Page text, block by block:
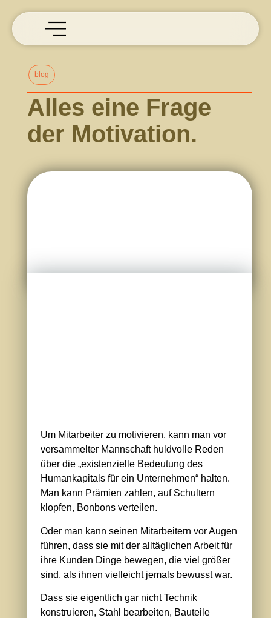
blog
Alles eine Frage
der Motivation.
Um Mitarbeiter zu motivieren, kann man vor
versammelter Mannschaft huldvolle Reden
über die „existenzielle Bedeutung des
Humankapitals für ein Unternehmen“ halten.
Man kann Prämien zahlen, auf Schultern
klopfen, Bonbons verteilen.
Oder man kann seinen Mitarbeitern vor Augen
führen, dass sie mit der alltäglichen Arbeit für
ihre Kunden Dinge bewegen, die viel größer
sind, als ihnen vielleicht jemals bewusst war.
Dass sie eigentlich gar nicht Technik
konstruieren, Stahl bearbeiten, Bauteile